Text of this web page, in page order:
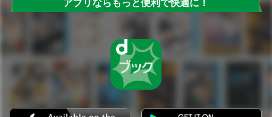
アプリならもっと便利で快適に！